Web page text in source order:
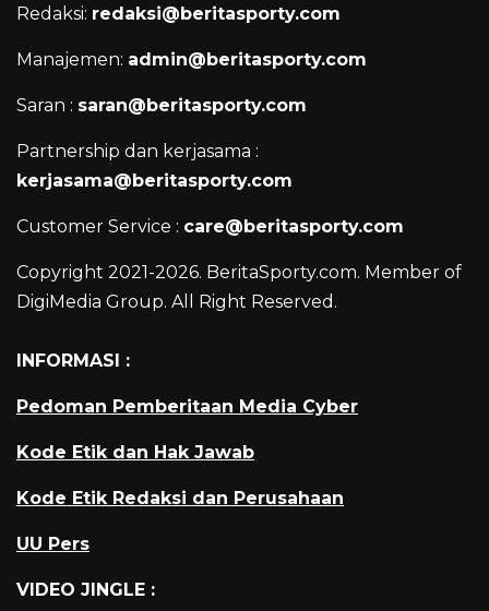
Redaksi: redaksi@beritasporty.com
Manajemen: admin@beritasporty.com
Saran : saran@beritasporty.com
Partnership dan kerjasama :
kerjasama@beritasporty.com
Customer Service : care@beritasporty.com
Copyright 2021-2026. BeritaSporty.com. Member of
DigiMedia Group. All Right Reserved.
INFORMASI :
Pedoman Pemberitaan Media Cyber
Kode Etik dan Hak Jawab
Kode Etik Redaksi dan Perusahaan
UU Pers
VIDEO JINGLE :